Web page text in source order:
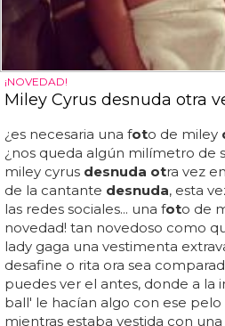
¡NOVEDAD!
Miley Cyrus desnuda otra
¿es necesaria una foto de miley
¿nos queda algún milímetro de
miley cyrus desnuda otra vez
de la cantante desnuda, esta
las redes sociales... una foto de
novedad! tan novedoso como
lady gaga una vestimenta
desafine o rita ora sea
puedes ver el antes, donde a
ball' le hacían algo con ese
mientras estaba vestida con